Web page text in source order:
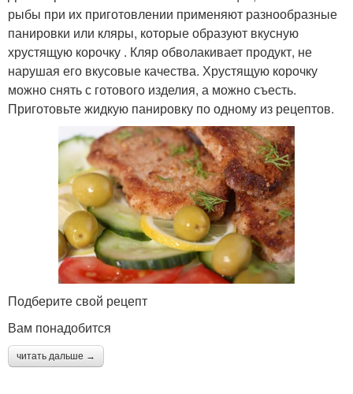
рыбы при их приготовлении применяют разнообразные
панировки или кляры, которые образуют вкусную
хрустящую корочку . Кляр обволакивает продукт, не
нарушая его вкусовые качества. Хрустящую корочку
можно снять с готового изделия, а можно съесть.
Приготовьте жидкую панировку по одному из рецептов.
Подберите свой рецепт
Вам понадобится
читать дальше →